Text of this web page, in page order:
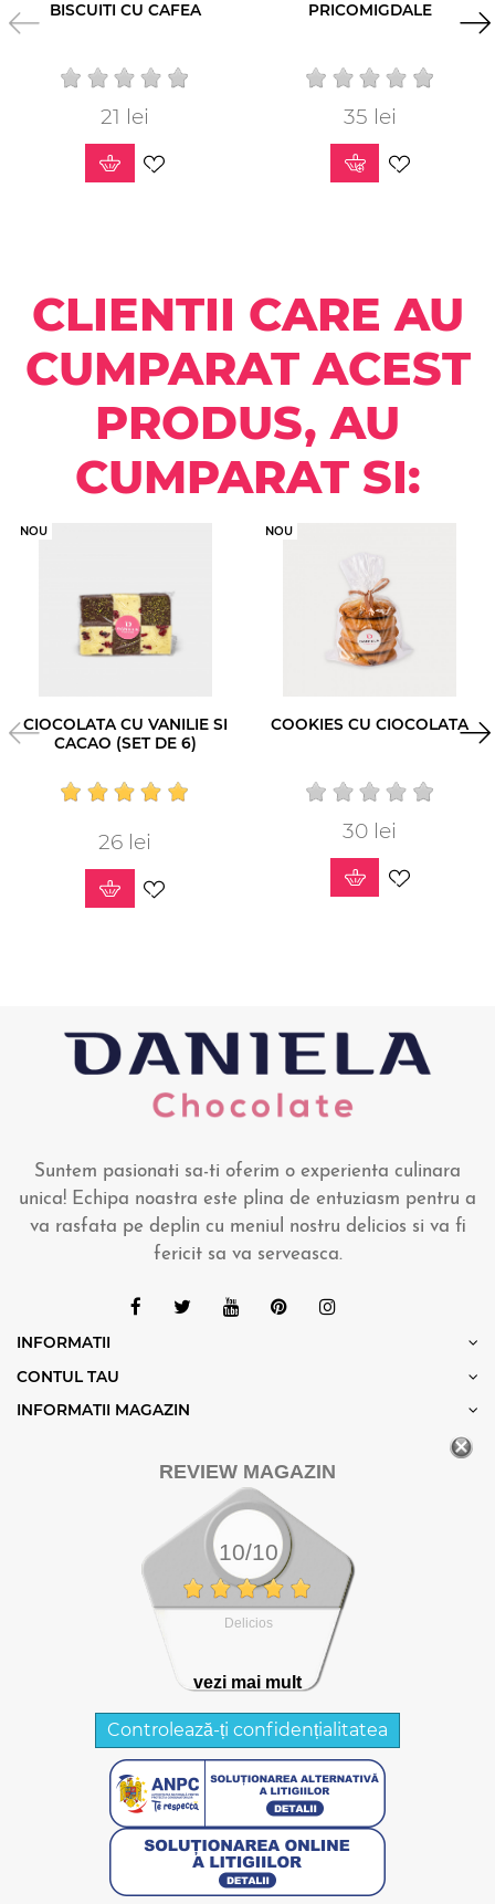
BISCUITI CU CAFEA
Pret
21 lei
PRICOMIGDALE
Pret
35 lei
CLIENTII CARE AU
CUMPARAT ACEST
PRODUS, AU
CUMPARAT SI:
NOU
CIOCOLATA CU VANILIE SI
CACAO (SET DE 6)
Pret
26 lei
NOU
COOKIES CU CIOCOLATA
Pret
30 lei
Suntem pasionati sa-ti oferim o experienta culinara
unica! Echipa noastra este plina de entuziasm pentru a
va rasfata pe deplin cu meniul nostru delicios si va fi
fericit sa va serveasca.
INFORMATII
CONTUL TAU
INFORMATII MAGAZIN
REVIEW MAGAZIN
10/10
Delicios
vezi mai mult
Controlează-ți confidențialitatea